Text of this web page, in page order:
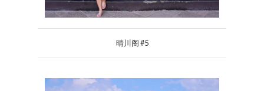
晴川阁 #5